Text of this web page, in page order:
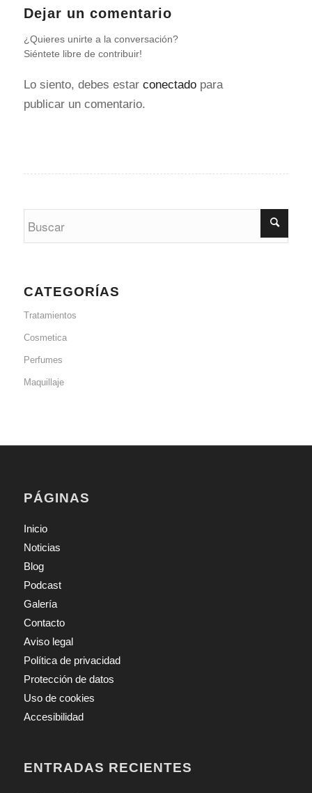
Dejar un comentario
¿Quieres unirte a la conversación?
Siéntete libre de contribuir!
Lo siento, debes estar conectadopara
publicar un comentario.
CATEGORÍAS
Tratamientos
Cosmetica
Perfumes
Maquillaje
PÁGINAS
Inicio
Noticias
Blog
Podcast
Galería
Contacto
Aviso legal
Política de privacidad
Protección de datos
Uso de cookies
Accesibilidad
ENTRADAS RECIENTES